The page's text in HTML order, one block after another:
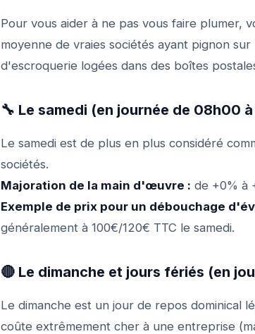
Pour vous aider à ne pas vous faire plumer,
moyenne de vraies sociétés ayant pignon
d'escroquerie logées dans des boîtes
🔧 Le samedi (en journée de 08h00
Le samedi est de plus en plus considéré
sociétés.
Majoration de la main d'œuvre : de +0% à
Exemple de prix pour un débouchage
généralement à 100€/120€ TTC le samedi.
🔴 Le dimanche et jours fériés (en
Le dimanche est un jour de repos dominical
coûte extrêmement cher à une entreprise